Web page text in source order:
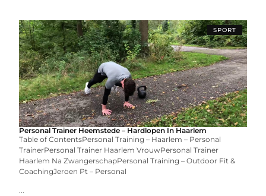
SPORT
Personal Trainer Heemstede – Hardlopen In Haarlem
Table of ContentsPersonal Training – Haarlem – Personal
TrainerPersonal Trainer Haarlem VrouwPersonal Trainer
Haarlem Na ZwangerschapPersonal Training – Outdoor Fit &
CoachingJeroen Pt – Personal
...